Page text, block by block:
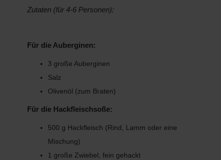
Zutaten (für 4-6 Personen):
Für die Auberginen:
3 große Auberginen
Salz
Olivenöl (zum Braten)
Für die Hackfleischsoße:
500 g Hackfleisch (Rind, Lamm oder eine
Mischung)
1 große Zwiebel, fein gehackt